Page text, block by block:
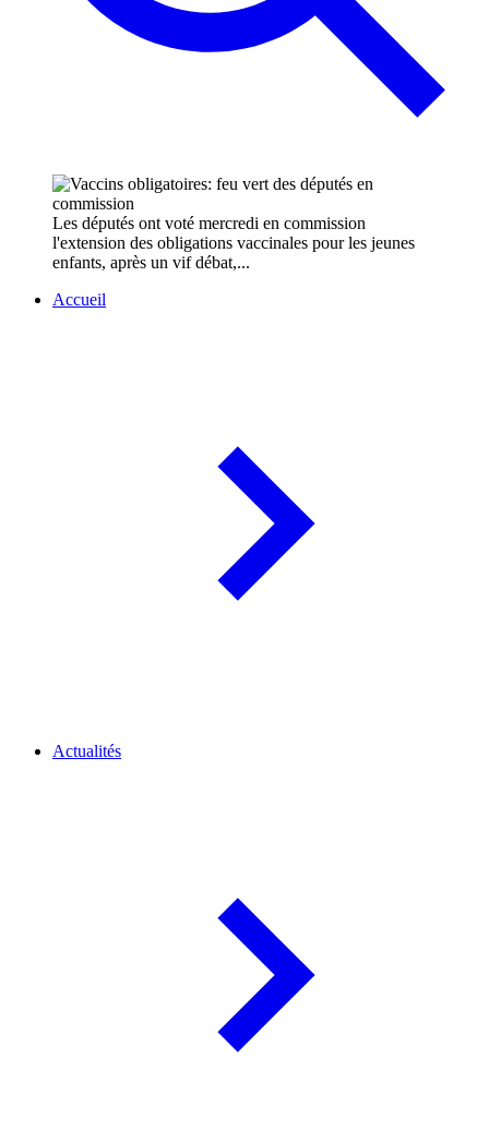
Les députés ont voté mercredi en commission
l'extension des obligations vaccinales pour les jeunes
enfants, après un vif débat,...
Accueil
Actualités